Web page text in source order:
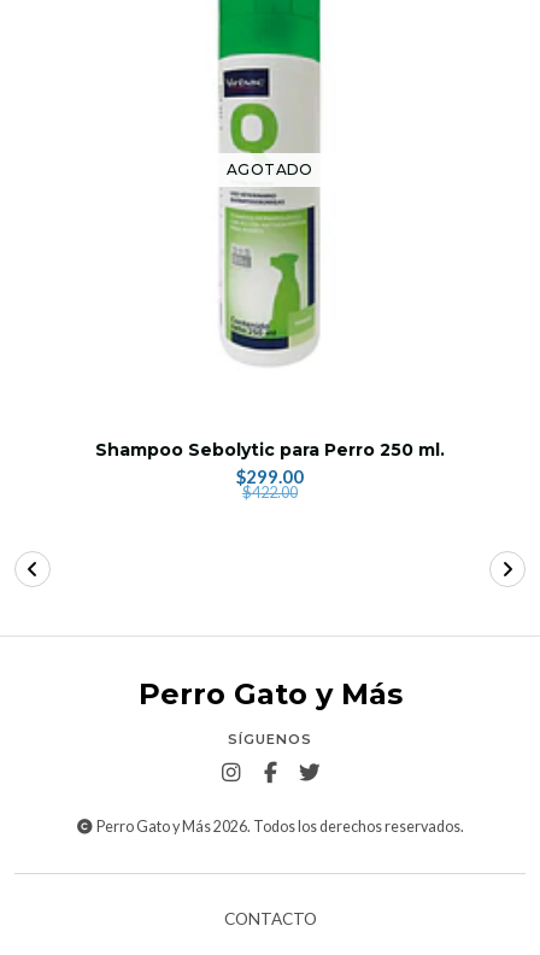
AGOTADO
Shampoo Sebolytic para Perro 250 ml.
$299.00
$422.00
Perro Gato y Más
SÍGUENOS
Perro Gato y Más 2026. Todos los derechos reservados.
CONTACTO